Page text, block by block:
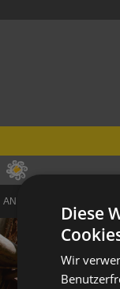
ANREISE:
Diese
Wir